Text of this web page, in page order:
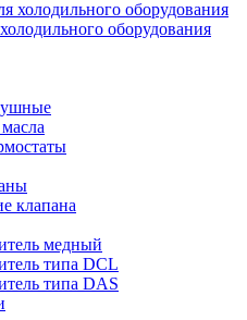
оборудования
клапана
медный
типа DCL
типа DAS